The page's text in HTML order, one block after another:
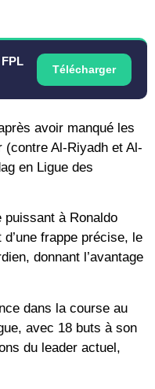
Télécharger
avoir manqué les
(contre Al-Riyadh et Al-
en Ligue des
puissant à Ronaldo
frappe précise, le
donnant l’avantage
dans la course au
avec 18 buts à son
du leader actuel,